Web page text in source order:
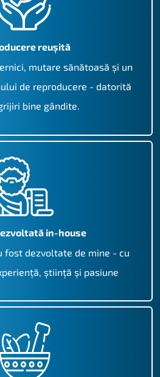
reușită
mutare sănătoasă și un
de reproducere - datorită
bine gândite.
in-house
fost dezvoltate de mine - cu
știință și pasiune